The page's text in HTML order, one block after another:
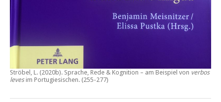
Ströbel, L. (2020b). Sprache, Rede & Kognition – am Beispiel von verbos
levesim Portugiesischen. (255-277)